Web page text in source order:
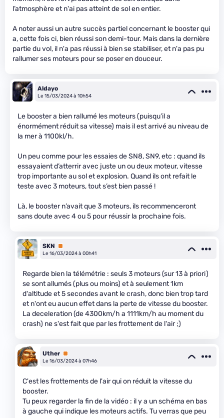
l’atmosphère et n'ai pas atteint de sol en entier.
A noter aussi un autre succès partiel concernant le booster qui
a, cette fois ci, bien réussi son demi-tour. Mais dans la dernière
partie du vol, il n'a pas réussi à bien se stabiliser, et n'a pas pu
rallumer ses moteurs pour se poser en douceur.
Aldayo
Le 15/03/2024 à 10h54
Le booster a bien rallumé les moteurs (puisqu’il a
énormément réduit sa vitesse) mais il est arrivé au niveau de
la mer à 1100kl/h.
Un peu comme pour les essaies de SN8, SN9, etc : quand ils
essayaient d’atterrir avec juste un ou deux moteur, vitesse
trop importante au sol et explosion. Quand ils ont refait le
teste avec 3 moteurs, tout s’est bien passé !
Là, le booster n’avait que 3 moteurs, ils recommenceront
sans doute avec 4 ou 5 pour réussir la prochaine fois.
SKN
Premium
Le 16/03/2024 à 00h41
Regarde bien la télémétrie : seuls 3 moteurs (sur 13 à priori)
se sont allumés (plus ou moins) et à seulement 1km
d'altitude et 5 secondes avant le crash, donc bien trop tard
et n'ont eu aucun effet dans la perte de vitesse du booster.
La deceleration (de 4300km/h a 1111km/h au moment du
crash) ne s'est fait que par les frottement de l'air ;)
Uther Premium
Le 16/03/2024 à 07h46
C'est les frottements de l'air qui on réduit la vitesse du
booster.
Tu peux regarder la fin de la vidéo : il y a un schéma en bas
à gauche qui indique les moteurs actifs. Tu verras que peu